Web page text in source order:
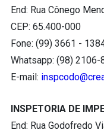
End: Rua Cônego
CEP: 65.400-000
Fone: (99) 3661 -
Whatsapp: (98)
E-mail:
INSPETORIA DE
End: Rua Godofredo